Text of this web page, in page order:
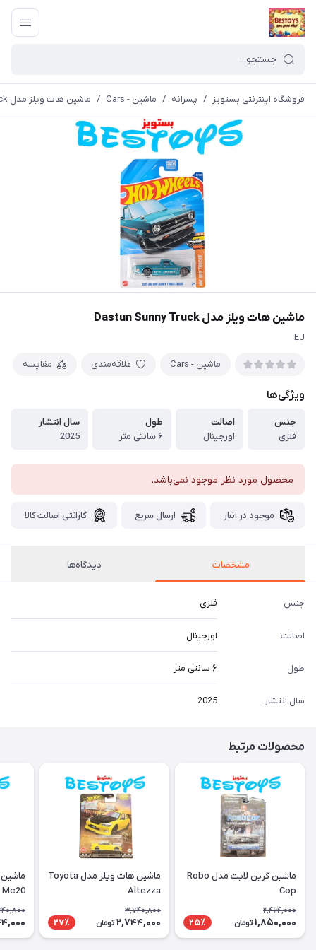
فروشگاه اینترنتی بستویز / پسرانه / ماشین - Cars / ماشین هات ویلز مدل Dastun Sunny Truck
ماشین هات ویلز مدل Dastun Sunny Truck
EJ
ماشین - Cars علاقه‌مندی مقایسه
ویژگی‌ها
جنس
فلزی
اصالت
اورجینال
طول
۶ سانتی متر
سال انتشار
2025
محصول مورد نظر موجود نمی‌باشد.
موجود در انبار ارسال سریع گارانتی اصالت کالا
مشخصات دیدگاه‌ها
جنس فلزی
اصالت اورجینال
طول ۶ سانتی متر
سال انتشار 2025
محصولات مرتبط
ماشین گرین لایت مدل Robo
Cop
2,464,000
1,850,000 تومان 25٪
ماشین هات ویلز مدل Toyota
Altezza
3,740,800
2,744,000 تومان 27٪